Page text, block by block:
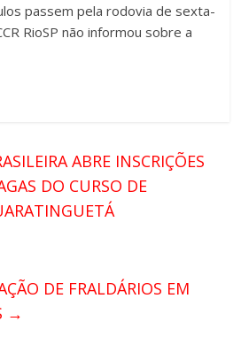
passem pela rodovia de sexta-
RioSP não informou sobre a
ABRE INSCRIÇÕES
DO CURSO DE
DE FRALDÁRIOS EM
→